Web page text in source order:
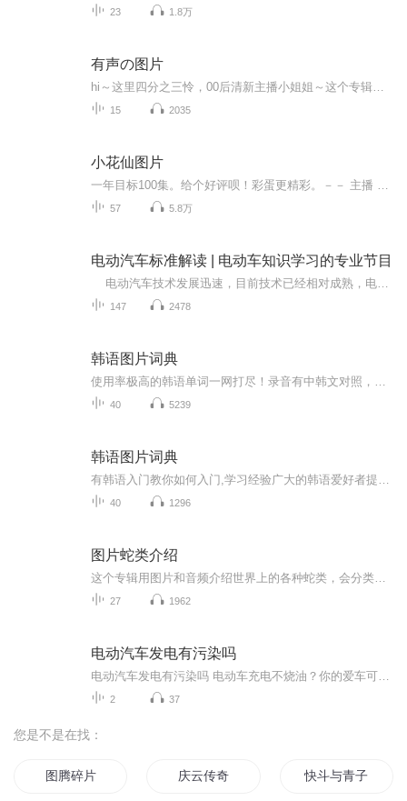
23 1.8万
有声の图片
15 2035
小花仙图片
57 5.8万
电动汽车标准解读 | 电动车知识学习的专业节目
147 2478
韩语图片词典
40 5239
韩语图片词典
40 1296
图片蛇类介绍
27 1962
电动汽车发电有污染吗
2 37
您是不是在找：
图腾碎片 庆云传奇 快斗与青子的情